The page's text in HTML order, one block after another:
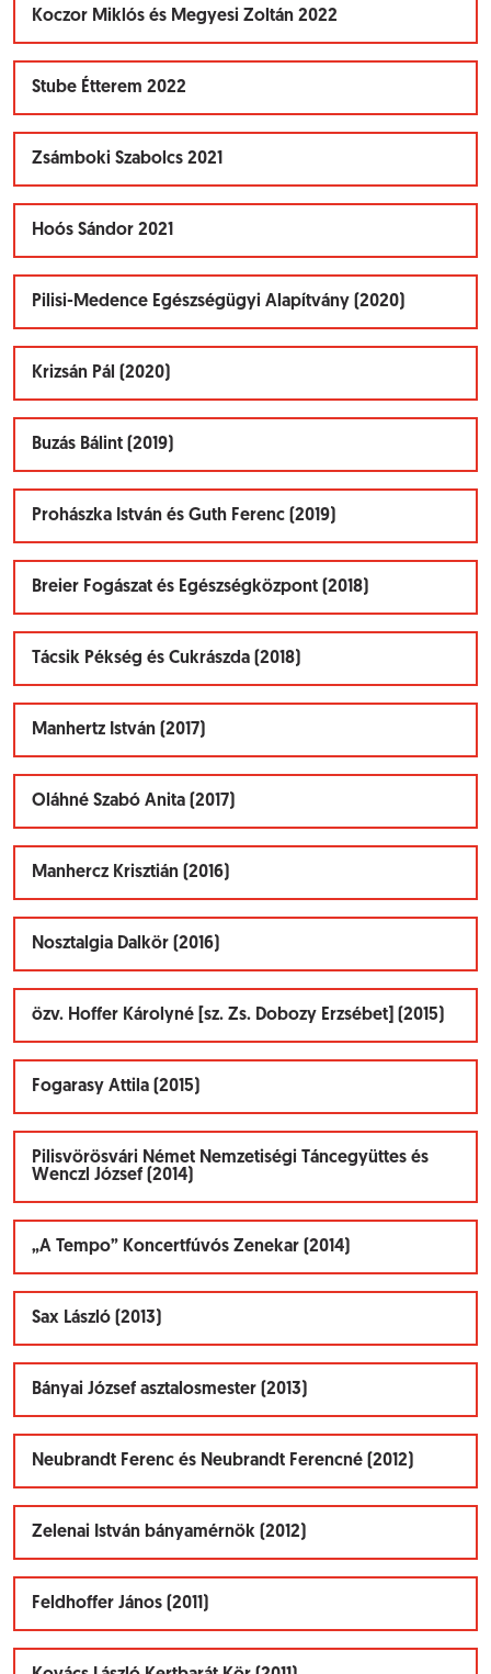
Koczor Miklós és Megyesi Zoltán 2022
Stube Étterem 2022
Zsámboki Szabolcs 2021
Hoós Sándor 2021
Pilisi-Medence Egészségügyi Alapítvány (2020)
Krizsán Pál (2020)
Buzás Bálint (2019)
Prohászka István és Guth Ferenc (2019)
Breier Fogászat és Egészségközpont (2018)
Tácsik Pékség és Cukrászda (2018)
Manhertz István (2017)
Oláhné Szabó Anita (2017)
Manhercz Krisztián (2016)
Nosztalgia Dalkör (2016)
özv. Hoffer Károlyné [sz. Zs. Dobozy Erzsébet] (2015)
Fogarasy Attila (2015)
Pilisvörösvári Német Nemzetiségi Táncegyüttes és
Wenczl József (2014)
„A Tempo” Koncertfúvós Zenekar (2014)
Sax László (2013)
Bányai József asztalosmester (2013)
Neubrandt Ferenc és Neubrandt Ferencné (2012)
Zelenai István bányamérnök (2012)
Feldhoffer János (2011)